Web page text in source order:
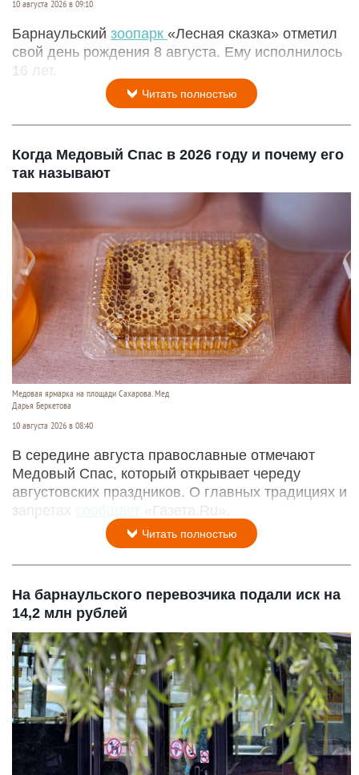
10 августа 2026 в 09:10
Барнаульский зоопарк «Лесная сказка» отметил
свой день рождения 8 августа. Ему исполнилось
16 лет.
Читать полностью
Когда Медовый Спас в 2026 году и почему его
так называют
Медовая ярмарка на площади Сахарова. Мед
Дарья Беркетова
10 августа 2026 в 08:40
В середине августа православные отмечают
Медовый Спас, который открывает череду
августовских праздников. О главных традициях и
запретах
сообщает «Газета.Ru».
Читать полностью
На барнаульского перевозчика подали иск на
14,2 млн рублей